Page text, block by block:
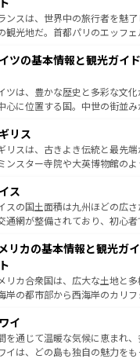
。
首都マドリードの洗練された
トに溢れた街角から、地方で
。地方によって風土や気候が異
ンツ一覧 を参照してほしい。
ンスは、世界中の旅行者を魅
観光地だ。首都パリのエッフ
幅広い魅力が詰まっている。華
、美しいビーチ、そして豊かな
魅了する。また、フランスは
フランス料理はユネスコ無形
高いラベンダー畑など、多彩な
、パリ以外の地域にも魅力が
かな歴史と文化が息づいている
照してほしい。
ツの基本情報と観光ガイ
ツは、豊かな歴史と多彩な文
心に位置する国。中世の街並
持つこの国は、どこを歩いても
ンの文化的活気、バイエルン
ライン川沿いのワイン畑とい
お酒好きな人にはぜひ体験してほしい。 な
ツ情報はコンテンツ一覧を参
リス
リスは、古きよき伝統と最先
ンスター寺院や大英博物館の
ごとに異なる魅力がある。また
ー、ビール好きにはたまらな
ど、本場だからこそできる体
一覧を参照してほしい。
ス
スの国土面積は九州ほどの広
通網が整備されており、初心
物がそのまま残る町や、スイス
館もあり、アルプス観光だけで
ができる。国民の所得が高いた
けの交通パス提供のサービス
スイス情報は
リカの基本情報と観光ガ
リカ合衆国は、広大な土地と多
岸の都市部から西海岸のカリ
うな巨大都市は、観光、ショッ
ントが詰まった刺激的なスポ
には大自然が広がり、グラン
イ
を通じて温暖な気候に恵まれ
イは、どの島も独自の魅力を